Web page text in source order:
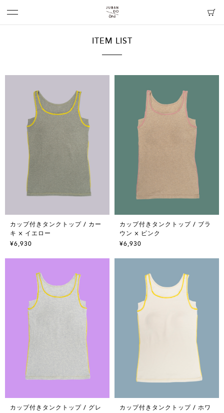
ITEM LIST
カップ付きタンクトップ / カー
キ × イエロー
¥6,930
カップ付きタンクトップ / ブラ
ウン × ピンク
¥6,930
カップ付きタンクトップ / グレ
カップ付きタンクトップ / ホワ